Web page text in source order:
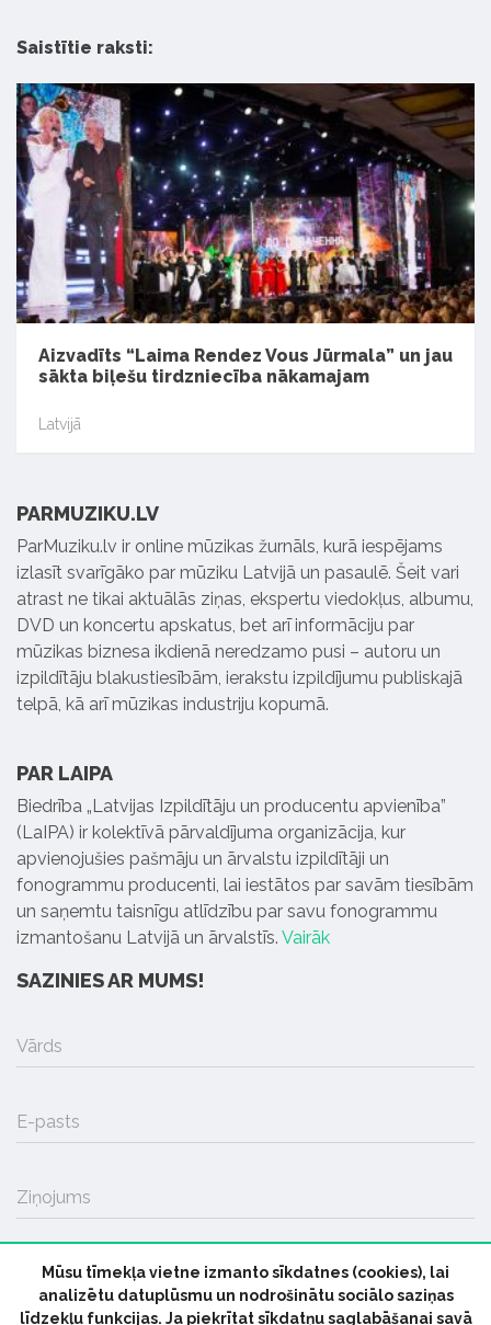
Saistītie raksti:
Aizvadīts “Laima Rendez Vous Jūrmala” un jau
sākta biļešu tirdzniecība nākamajam
Latvijā
PARMUZIKU.LV
ParMuziku.lv ir online mūzikas žurnāls, kurā iespējams
izlasīt svarīgāko par mūziku Latvijā un pasaulē. Šeit vari
atrast ne tikai aktuālās ziņas, ekspertu viedokļus, albumu,
DVD un koncertu apskatus, bet arī informāciju par
mūzikas biznesa ikdienā neredzamo pusi – autoru un
izpildītāju blakustiesībām, ierakstu izpildījumu publiskajā
telpā, kā arī mūzikas industriju kopumā.
PAR LAIPA
Biedrība „Latvijas Izpildītāju un producentu apvienība”
(LaIPA) ir kolektīvā pārvaldījuma organizācija, kur
apvienojušies pašmāju un ārvalstu izpildītāji un
fonogrammu producenti, lai iestātos par savām tiesībām
un saņemtu taisnīgu atlīdzību par savu fonogrammu
izmantošanu Latvijā un ārvalstīs. Vairāk
SAZINIES AR MUMS!
Vārds
E-pasts
Ziņojums
SŪTĪT
Mūsu tīmekļa vietne izmanto sīkdatnes (cookies), lai
analizētu datuplūsmu un nodrošinātu sociālo saziņas
līdzekļu funkcijas. Ja piekrītat sīkdatņu saglabāšanai savā